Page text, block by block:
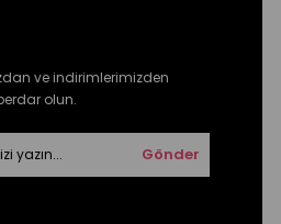
ve indirimlerimizden
olun.
Gönder